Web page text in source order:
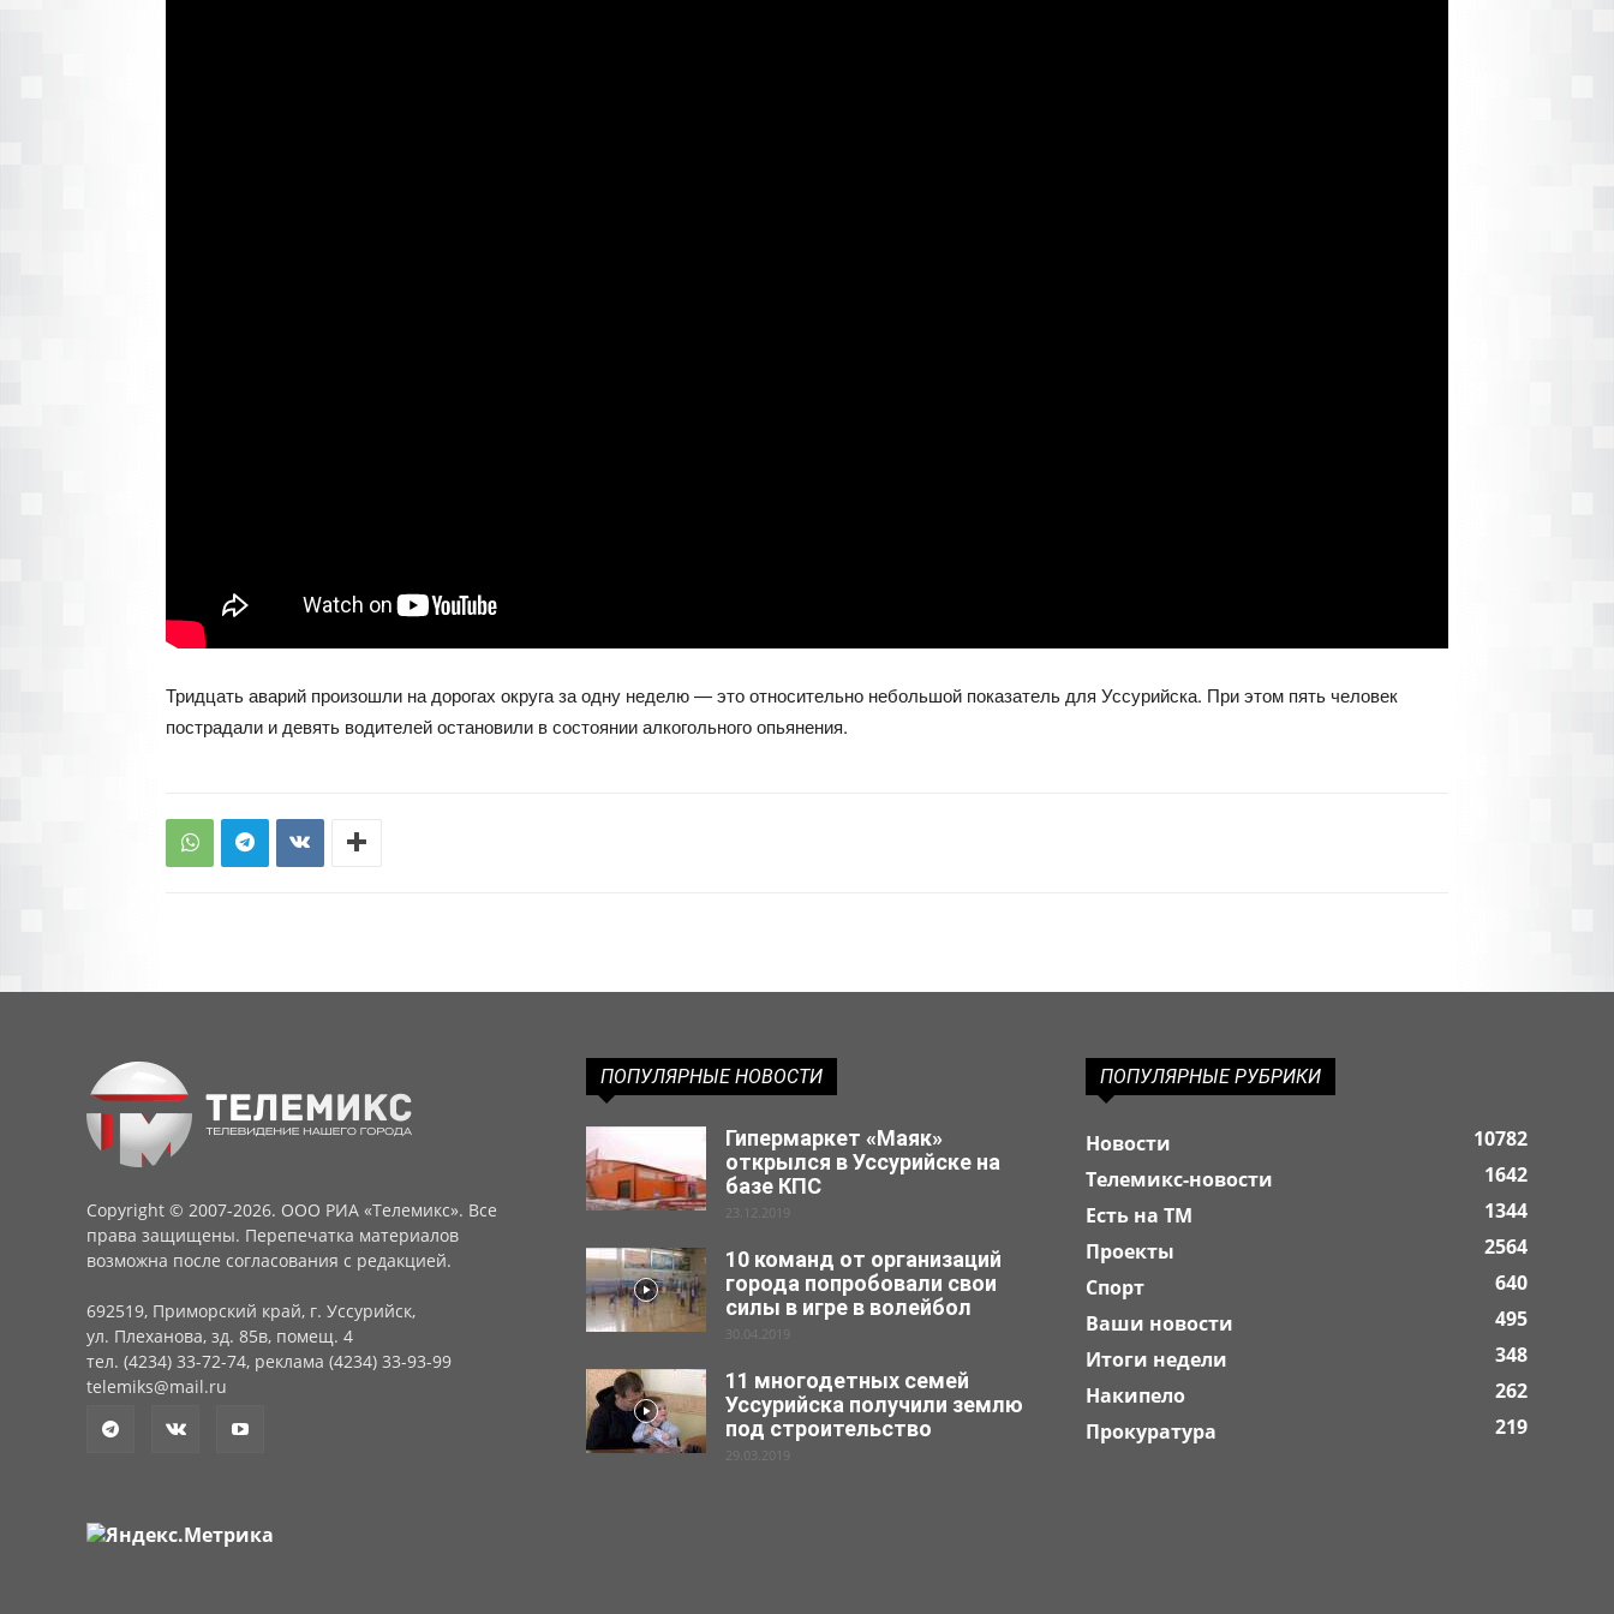
Тридцать аварий произошли на дорогах округа за одну неделю — это относительно небольшой показатель для Уссурийска. При этом пять человек
пострадали и девять водителей остановили в состоянии алкогольного опьянения.
Copyright © 2007-2026. ООО РИА «Телемикс». Все
права защищены. Перепечатка материалов
возможна после согласования с редакцией.
692519, Приморский край, г. Уссурийск,
ул. Плеханова, зд. 85в, помещ. 4
тел. (4234) 33-72-74, реклама (4234) 33-93-99
telemiks@mail.ru
ПОПУЛЯРНЫЕ НОВОСТИ
Гипермаркет «Маяк»
открылся в Уссурийске на
базе КПС
23.12.2019
10 команд от организаций
города попробовали свои
силы в игре в волейбол
30.04.2019
11 многодетных семей
Уссурийска получили землю
под строительство
29.03.2019
ПОПУЛЯРНЫЕ РУБРИКИ
Новости
10782
Телемикс-новости
1642
Есть на ТМ
1344
Проекты
2564
Спорт
640
Ваши новости
495
Итоги недели
348
Накипело
262
Прокуратура
219